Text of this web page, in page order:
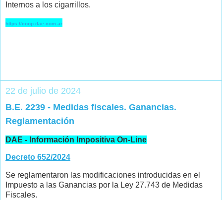
Internos a los cigarrillos.
https://coop.dae.com.ar
22 de julio de 2024
B.E. 2239 - Medidas fiscales. Ganancias.
Reglamentación
DAE - Información Impositiva On-Line
Decreto 652/2024
Se reglamentaron las modificaciones introducidas en el
Impuesto a las Ganancias por la Ley 27.743 de Medidas
Fiscales.